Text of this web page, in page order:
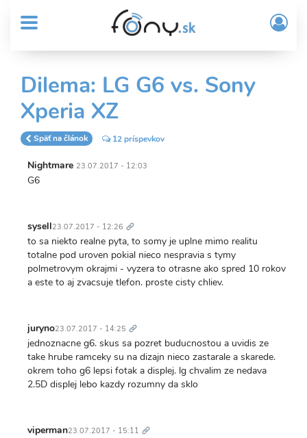
obsah
MENU
Sub
Header
menu
User
account
menu
/
Dilema: LG G6 vs. Sony
Xperia XZ
Späť na článok 12 príspevkov
Nightmare 23.07.2017 - 12:03
G6
sysell23.07.2017 - 12:26 odkaz
to sa niekto realne pyta, to somy je uplne mimo realitu
totalne pod uroven pokial nieco nespravia s tymy
polmetrovym okrajmi - vyzera to otrasne ako spred 10 rokov
a este to aj zvacsuje tlefon. proste cisty chliev.
juryno23.07.2017 - 14:25 odkaz
jednoznacne g6. skus sa pozret buducnostou a uvidis ze
take hrube ramceky su na dizajn nieco zastarale a skarede.
okrem toho g6 lepsi fotak a displej. lg chvalim ze nedava
2.5D displej lebo kazdy rozumny da sklo
viperman23.07.2017 - 15:11 odkaz